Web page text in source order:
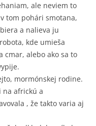
ale neviem to
tom pohári smotana,
a nalieva ju
kde umieša
cmar, alebo ako sa to
mormónskej rodine.
na africkú a
, že takto varia aj